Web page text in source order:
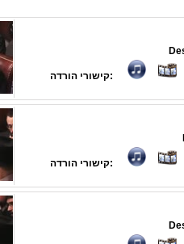
קישורי הורדה:
קישורי הורדה: